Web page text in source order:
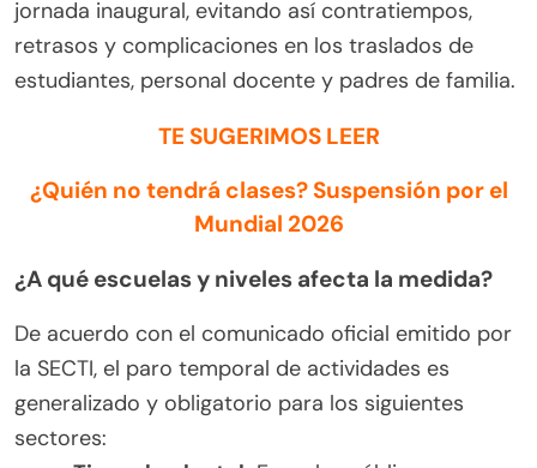
jornada inaugural, evitando así contratiempos,
retrasos y complicaciones en los traslados de
estudiantes, personal docente y padres de familia.
TE SUGERIMOS LEER
¿Quién no tendrá clases? Suspensión por el
Mundial 2026
¿A qué escuelas y niveles afecta la medida?
De acuerdo con el comunicado oficial emitido por
la SECTI, el paro temporal de actividades es
generalizado y obligatorio para los siguientes
sectores: